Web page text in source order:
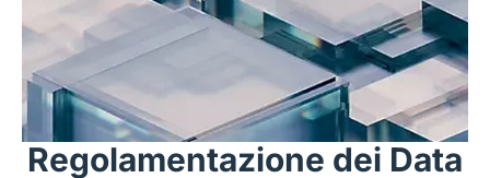
Regolamentazione dei Data